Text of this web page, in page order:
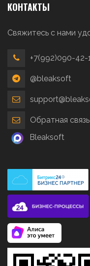
КОНТАКТЫ
Свяжитесь с нами
+7(992)090-42-
@bleaksoft
Обратная связь
Bleaksoft